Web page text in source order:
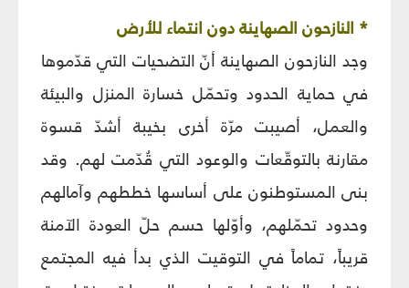
* النازحون الصهاينة دون انتماء للأرض
وجد النازحون الصهاينة أنّ التضحيات التي قدّموها
في حماية الحدود وتحمّل خسارة المنزل والبيئة
والعمل، أصيبت مرّة أخرى بخيبة أشدّ قسوة
مقارنة بالتوقّعات والوعود التي قُدّمت لهم. وقد
بنى المستوطنون على أساسها خططهم وآمالهم
وحدود تحمّلهم، وأوّلها حسم حلّ العودة الآمنة
قريباً، تماماً في التوقيت الذي بدأ فيه المجتمع